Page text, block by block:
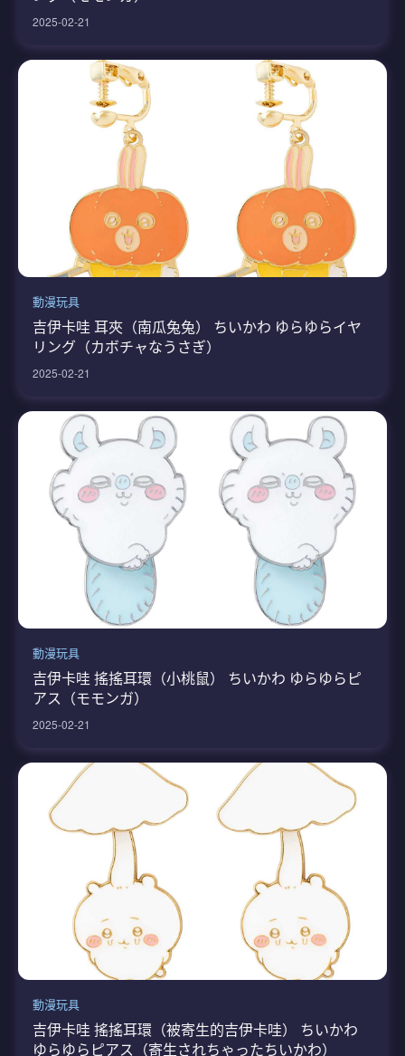
2025-02-21
動漫玩具
吉伊卡哇 耳夾（南瓜兔兔） ちいかわ ゆらゆらイヤ
リング（カボチャなうさぎ）
2025-02-21
動漫玩具
吉伊卡哇 搖搖耳環（小桃鼠） ちいかわ ゆらゆらピ
アス（モモンガ）
2025-02-21
動漫玩具
吉伊卡哇 搖搖耳環（被寄生的吉伊卡哇） ちいかわ
ゆらゆらピアス（寄生されちゃったちいかわ）